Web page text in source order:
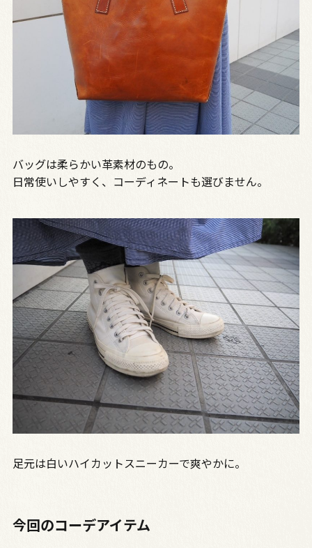
バッグは柔らかい革素材のもの。
日常使いしやすく、コーディネートも選びません。
足元は白いハイカットスニーカーで爽やかに。
今回のコーデアイテム